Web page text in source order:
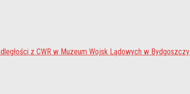
z CWR w Muzeum Wojsk Lądowych w Bydgoszczy